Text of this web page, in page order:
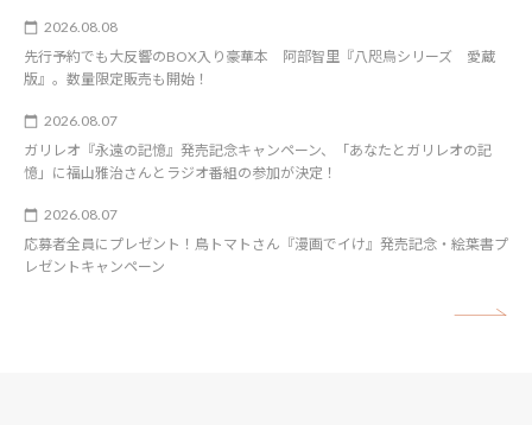
2026.08.08
先行予約でも大反響のBOX入り豪華本 阿部智里『八咫烏シリーズ 愛蔵
版』。数量限定販売も開始！
2026.08.07
ガリレオ『永遠の記憶』発売記念キャンペーン、「あなたとガリレオの記
憶」に福山雅治さんとラジオ番組の参加が決定！
2026.08.07
応募者全員にプレゼント！鳥トマトさん『漫画でイけ』発売記念・絵葉書プ
レゼントキャンペーン